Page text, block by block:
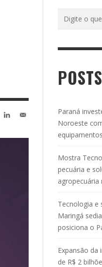
Paraná
Noroeste
equipamentos
Mostra
pecuária e
agropecuária
Tecnologia e
Maringá
posiciona o
Expansão
de R$ 2